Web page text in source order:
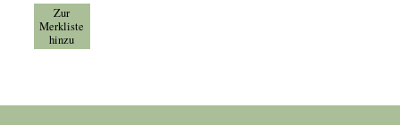
Zur
Merkliste
hinzu